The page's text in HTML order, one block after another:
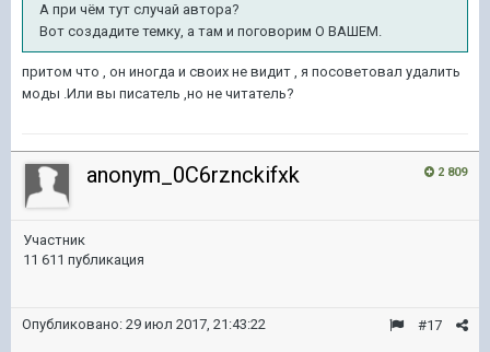
А при чём тут случай автора?
Вот создадите темку, а там и поговорим О ВАШЕМ.
притом что , он иногда и своих не видит , я посоветовал удалить
моды .Или вы писатель ,но не читатель?
2 809
anonym_0C6rznckifxk
Участник
11 611 публикация
#17
Опубликовано: 29 июл 2017, 21:43:22